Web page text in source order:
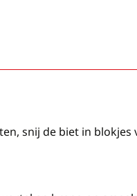
snij de biet in